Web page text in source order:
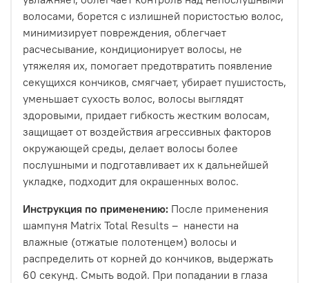
волосами, борется с излишней пористостью волос,
минимизирует повреждения, облегчает
расчесывание, кондиционирует волосы, не
утяжеляя их, помогает предотвратить появление
секущихся кончиков, смягчает, убирает пушистость,
уменьшает сухость волос, волосы выглядят
здоровыми, придает гибкость жестким волосам,
защищает от воздействия агрессивных факторов
окружающей среды, делает волосы более
послушными и подготавливает их к дальнейшей
укладке, подходит для окрашенных волос.
Инструкция по применению: После применения
шампуня Matrix Total Results – нанести на
влажные (отжатые полотенцем) волосы и
распределить от корней до кончиков, выдержать
60 секунд. Смыть водой. При попадании в глаза